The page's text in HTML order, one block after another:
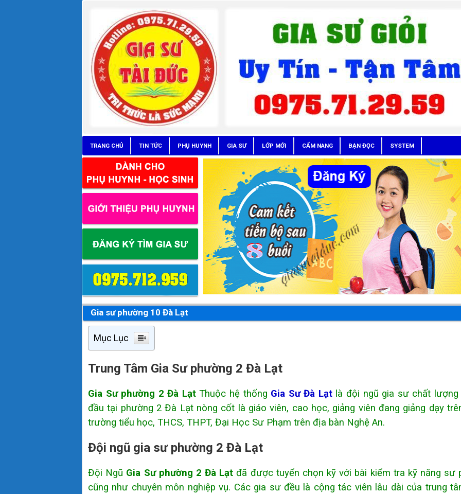
TRANG CHỦ TIN TỨC PHỤ HUYNH GIA SƯ LỚP MỚI CẨM NANG BẠN ĐỌC SYSTEM
Gia sư phường 10 Đà Lạt
Mục Lục
Trung Tâm Gia Sư phường 2 Đà Lạt
Gia Sư phường 2 Đà LạtThuộc hệ thống Gia Sư Đà Lạt là đội ngũ gia sư chất lượng
đầu tại phường 2 Đà Lạt nòng cốt là giáo viên, cao học, giảng viên đang giảng dạy
trường tiểu học, THCS, THPT, Đại Học Sư Phạm trên địa bàn Nghệ An.
Đội ngũ gia sư phường 2 Đà Lạt
Đội Ngũ Gia Sư phường 2 Đà Lạt đã được tuyển chọn kỹ với bài kiểm tra kỹ năng sư
cũng như chuyên môn nghiệp vụ. Các gia sư đều là cộng tác viên lâu dài của trung